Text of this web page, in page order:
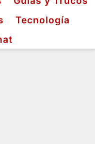
Tecnología